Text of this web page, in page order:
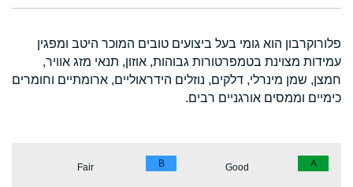
פלורוקרבון הוא גומי בעל ביצועים טובים המוכר היטב ומפגין
עמידות מצוינת בטמפרטורות גבוהות, אוזון, תנאי מזג אוויר,
חמצן, שמן מינרלי, דלקים, נוזלים הידראוליים, ארומתיים וחומרים
כימיים וממסים אורגניים רבים.
A
Good
B
Fair